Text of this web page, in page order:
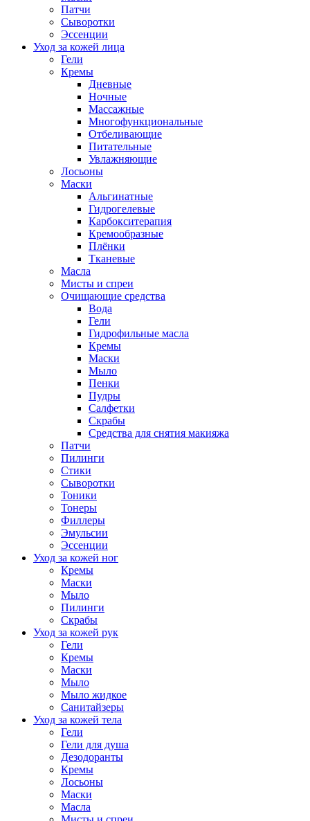
Патчи
Сыворотки
Эссенции
Уход за кожей лица
Гели
Кремы
Дневные
Ночные
Массажные
Многофункциональные
Отбеливающие
Питательные
Увлажняющие
Лосьоны
Маски
Альгинатные
Гидрогелевые
Карбокситерапия
Кремообразные
Плёнки
Тканевые
Масла
Мисты и спреи
Очищающие средства
Вода
Гели
Гидрофильные масла
Кремы
Маски
Мыло
Пенки
Пудры
Салфетки
Скрабы
Средства для снятия макияжа
Патчи
Пилинги
Стики
Сыворотки
Тоники
Тонеры
Филлеры
Эмульсии
Эссенции
Уход за кожей ног
Кремы
Маски
Мыло
Пилинги
Скрабы
Уход за кожей рук
Гели
Кремы
Маски
Мыло
Мыло жидкое
Санитайзеры
Уход за кожей тела
Гели
Гели для душа
Дезодоранты
Кремы
Лосьоны
Маски
Масла